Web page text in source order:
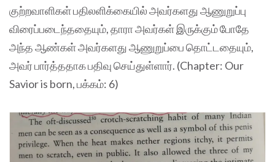
குற்றவாளிகள் பதிலளிக்கையில் அவர்களது ஆணுறுப்பு
விரைப்படைந்ததையும், தாரா அவர்கள் இருக்கும் போதே
அந்த ஆண்கள் அவர்களது ஆணுறுப்பை தொட்டதையும்,
அவர் பார்த்ததாக பதிவு செய்துள்ளார். (Chapter: Our
Savior is born, பக்கம்: 6)